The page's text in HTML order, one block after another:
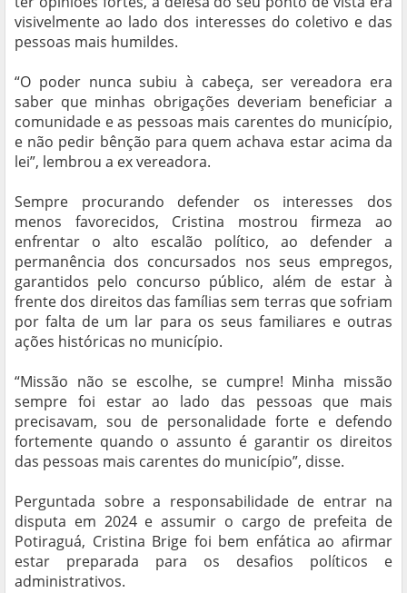
visivelmente ao lado dos interesses do coletivo e das
pessoas mais humildes.
“O poder nunca subiu à cabeça, ser vereadora era
saber que minhas obrigações deveriam beneficiar a
comunidade e as pessoas mais carentes do município,
e não pedir bênção para quem achava estar acima da
lei”, lembrou a ex vereadora.
Sempre procurando defender os interesses dos
menos favorecidos, Cristina mostrou firmeza ao
enfrentar o alto escalão político, ao defender a
permanência dos concursados nos seus empregos,
garantidos pelo concurso público, além de estar à
frente dos direitos das famílias sem terras que sofriam
por falta de um lar para os seus familiares e outras
ações históricas no município.
“Missão não se escolhe, se cumpre! Minha missão
sempre foi estar ao lado das pessoas que mais
precisavam, sou de personalidade forte e defendo
fortemente quando o assunto é garantir os direitos
das pessoas mais carentes do município”, disse.
Perguntada sobre a responsabilidade de entrar na
disputa em 2024 e assumir o cargo de prefeita de
Potiraguá, Cristina Brige foi bem enfática ao afirmar
estar preparada para os desafios políticos e
administrativos.